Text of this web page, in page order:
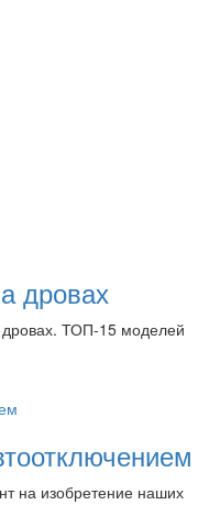
дровах
дровах. ТОП-15 моделей
на изобретение наших